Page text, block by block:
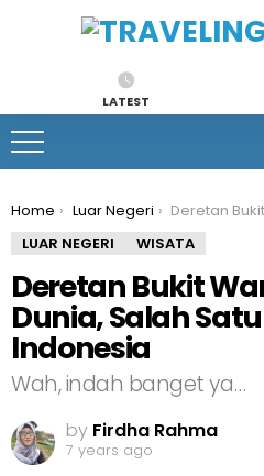
LATEST
You are here:
Home Luar Negeri
Deretan Bukit Warna Warni di Dunia, Salah Satunya
LUAR NEGERI
WISATA
Deretan Bukit
Dunia, Salah
Indonesia
Wah, indah banget ya…
by Firdha Rahma
7 years ago